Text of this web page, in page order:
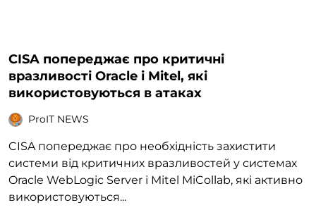
CISA попереджає про критичні
вразливості Oracle і Mitel, які
використовуються в атаках
ProIT NEWS
CISA попереджає про необхідність захистити
системи від критичних вразливостей у системах
Oracle WebLogic Server і Mitel MiCollab, які активно
використовуються...